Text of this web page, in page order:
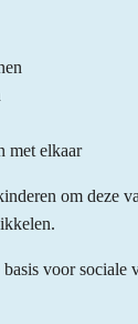
met elkaar
om deze
basis voor sociale